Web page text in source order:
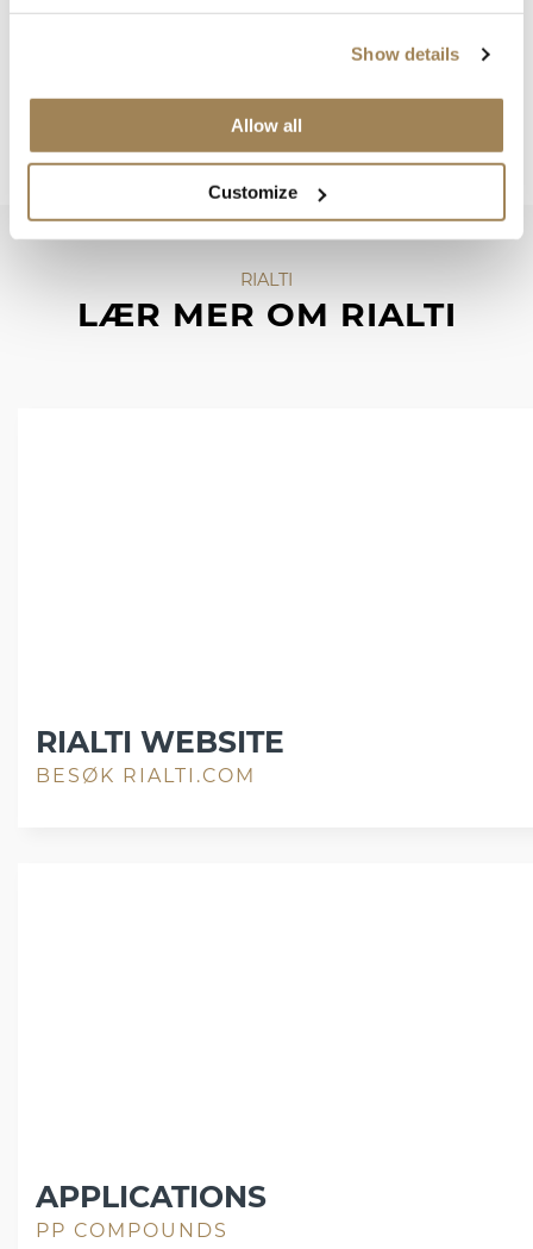
Show details
Allow all
Customize
RIALTI
LÆR MER OM RIALTI
RIALTI WEBSITE
BESØK RIALTI.COM
APPLICATIONS
PP COMPOUNDS